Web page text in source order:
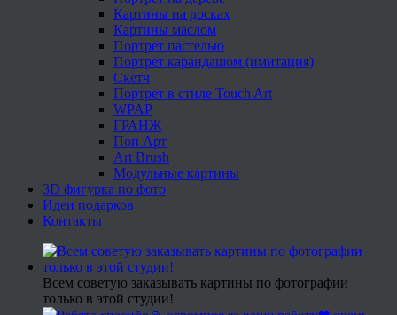
Картины на досках
Картины маслом
Портрет пастелью
Портрет карандашом (имитация)
Скетч
Портрет в стиле Touch Art
WPAP
ГРАНЖ
Поп Арт
Art Brush
Модульные картины
3D фигурка по фото
Идеи подарков
Контакты
Всем советую заказывать картины по фотографии
только в этой студии!